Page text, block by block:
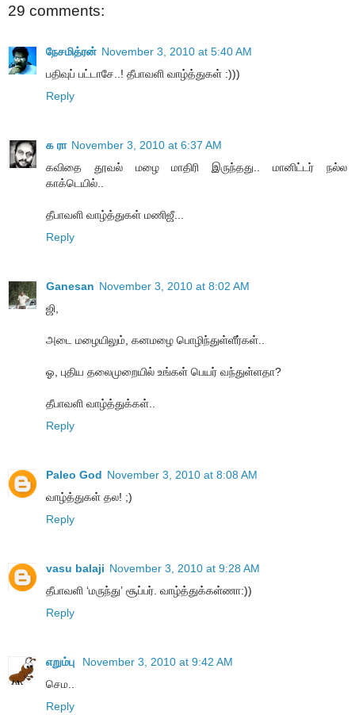
29 comments:
நேசமித்ரன் November 3, 2010 at 5:40 AM
பதிவுப் பட்டாசே..! தீபாவளி வாழ்த்துகள் :)))
Reply
க ரா November 3, 2010 at 6:37 AM
கவிதை தூவல் மழை மாதிரி இருந்தது.. மானிட்டர் நல்ல
காக்டெயில்..
தீபாவளி வாழ்த்துகள் மணிஜீ...
Reply
Ganesan November 3, 2010 at 8:02 AM
ஜி,
அடை மழையிலும், கனமழை பொழிந்துள்ளீர்கள்..
ஓ, புதிய தலைமுறையில் உங்கள் பெயர் வந்துள்ளதா?
தீபாவளி வாழ்த்துக்கள்..
Reply
Paleo God November 3, 2010 at 8:08 AM
வாழ்த்துகள் தல! ;)
Reply
vasu balaji November 3, 2010 at 9:28 AM
தீபாவளி ‘மருந்து’ சூப்பர். வாழ்த்துக்கள்ணா:))
Reply
எறும்பு
November 3, 2010 at 9:42 AM
செம..
Reply